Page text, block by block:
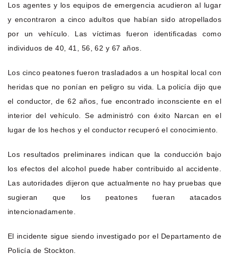
Los agentes y los equipos de emergencia acudieron al lugar
y encontraron a cinco adultos que habían sido atropellados
por un vehículo. Las víctimas fueron identificadas como
individuos de 40, 41, 56, 62 y 67 años.
Los cinco peatones fueron trasladados a un hospital local con
heridas que no ponían en peligro su vida. La policía dijo que
el conductor, de 62 años, fue encontrado inconsciente en el
interior del vehículo. Se administró con éxito Narcan en el
lugar de los hechos y el conductor recuperó el conocimiento.
Los resultados preliminares indican que la conducción bajo
los efectos del alcohol puede haber contribuido al accidente.
Las autoridades dijeron que actualmente no hay pruebas que
sugieran que los peatones fueran atacados
intencionadamente.
El incidente sigue siendo investigado por el Departamento de
Policía de Stockton.